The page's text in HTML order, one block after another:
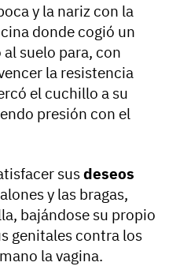
y la nariz con la
donde cogió un
al suelo para, con
la resistencia
el cuchillo a su
presión con el
susdeseos
y las bragas,
bajándose su propio
genitales contra los
la vagina.